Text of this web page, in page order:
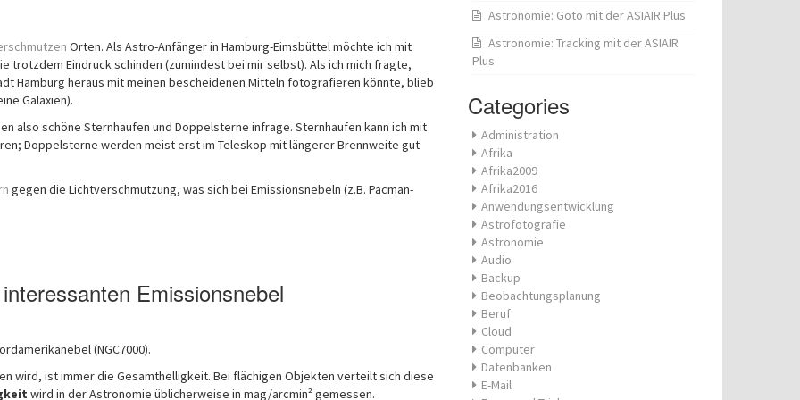
Orten. Als Astro-Anfänger in Hamburg-Eimsbüttel möchte ich mit
trotzdem Eindruck schinden (zumindest bei mir selbst). Als ich mich fragte,
Hamburg heraus mit meinen bescheidenen Mitteln fotografieren könnte, blieb
Galaxien).
also schöne Sternhaufen und Doppelsterne infrage. Sternhaufen kann ich mit
Doppelsterne werden meist erst im Teleskop mit längerer Brennweite gut
gegen die Lichtverschmutzung, was sich bei Emissionsnebeln (z.B. Pacman-
Emissionsnebel
(NGC7000).
wird, ist immer die Gesamthelligkeit. Bei flächigen Objekten verteilt sich diese
wird in der Astronomie üblicherweise in mag/arcmin² gemessen.
Astronomie: Goto mit der ASIAIR Plus
Astronomie: Tracking mit der ASIAIR
Plus
Categories
Administration
Afrika
Afrika2009
Afrika2016
Anwendungsentwicklung
Astrofotografie
Astronomie
Audio
Backup
Beobachtungsplanung
Beruf
Cloud
Computer
Datenbanken
E-Mail